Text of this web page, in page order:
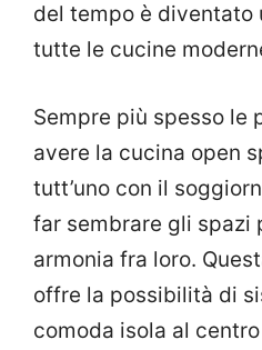
del tempo è diventato
tutte le cucine
Sempre più spesso le
avere la cucina open
tutt’uno con il
far sembrare gli spazi
armonia fra loro.
offre la possibilità di
comoda isola al